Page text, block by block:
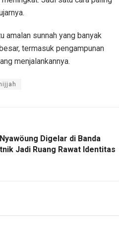
amalan sunnah yang banyak
termasuk pengampunan
menjalankannya.
Digelar di Banda
Jadi Ruang Rawat Identitas